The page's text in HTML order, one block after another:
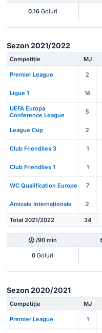
0.16Goluri
Sezon 2021/2022
Competiție MJ
Premier League 2
Ligue 1 14
UEFA Europa
Conference League
5
League Cup 2
Club Friendlies 3 1
Club Friendlies 1 1
WC Qualification Europe 7
Amicale Internaționale 2
Total 2021/2022 34
/90 min
0 Goluri
Sezon 2020/2021
Competiție MJ
Premier League 1